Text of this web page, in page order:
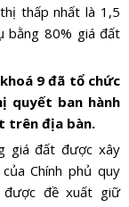
thấp nhất là 1,5
bằng 80% giá đất
9 đã tổ chức
quyết ban hành
trên địa bàn.
giá đất được xây
Chính phủ quy
đề xuất giữ